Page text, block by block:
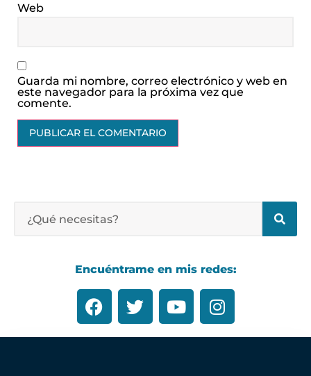
Web
Guarda mi nombre, correo electrónico y web en
este navegador para la próxima vez que
comente.
Encuéntrame en mis redes: